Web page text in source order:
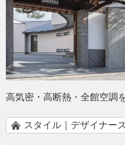
高気密・高断熱・全館空調
スタイル｜デザイナー